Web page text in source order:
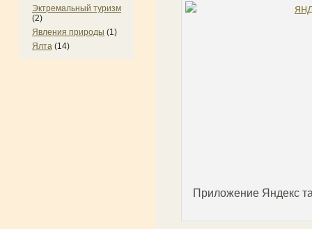
Эктремальный туризм
(2)
Явления природы (1)
Ялта (14)
Приложение Яндекс